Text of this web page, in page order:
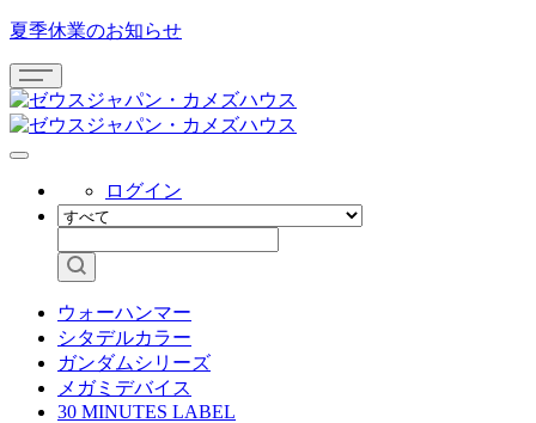
夏季休業のお知らせ
ログイン
ウォーハンマー
シタデルカラー
ガンダムシリーズ
メガミデバイス
30 MINUTES LABEL